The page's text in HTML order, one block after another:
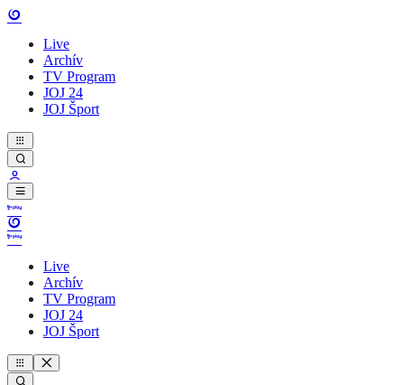
Live
Archív
TV Program
JOJ 24
JOJ Šport
Live
Archív
TV Program
JOJ 24
JOJ Šport